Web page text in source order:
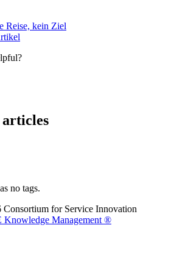
Reise, kein Ziel
articles
no tags.
for Service Innovation
Knowledge Management®